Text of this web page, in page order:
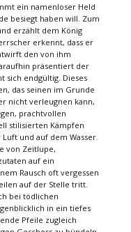
ein namenloser Held
besiegt haben will. Zum
erzählt dem König
erkennt, dass er
den von ihm
präsentiert der
sich endgültig. Dieses
das seinen im Grunde
nicht verleugnen kann,
prachtvollen
stilisierten Kämpfen
und auf dem Wasser.
von Zeitlupe,
auf ein
Rausch oft vergessen
auf der Stelle tritt.
bei tödlichen
in ein tiefes
Pfeile zugleich